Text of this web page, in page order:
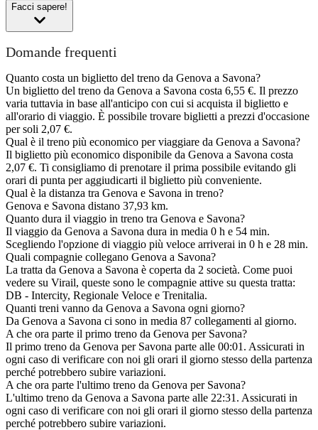
Facci sapere!
Domande frequenti
Quanto costa un biglietto del treno da Genova a Savona?
Un biglietto del treno da Genova a Savona costa 6,55 €. Il prezzo
varia tuttavia in base all'anticipo con cui si acquista il biglietto e
all'orario di viaggio. È possibile trovare biglietti a prezzi d'occasione
per soli 2,07 €.
Qual è il treno più economico per viaggiare da Genova a Savona?
Il biglietto più economico disponibile da Genova a Savona costa
2,07 €. Ti consigliamo di prenotare il prima possibile evitando gli
orari di punta per aggiudicarti il biglietto più conveniente.
Qual è la distanza tra Genova e Savona in treno?
Genova e Savona distano 37,93 km.
Quanto dura il viaggio in treno tra Genova e Savona?
Il viaggio da Genova a Savona dura in media 0 h e 54 min.
Scegliendo l'opzione di viaggio più veloce arriverai in 0 h e 28 min.
Quali compagnie collegano Genova a Savona?
La tratta da Genova a Savona è coperta da 2 società. Come puoi
vedere su Virail, queste sono le compagnie attive su questa tratta:
DB - Intercity, Regionale Veloce e Trenitalia.
Quanti treni vanno da Genova a Savona ogni giorno?
Da Genova a Savona ci sono in media 87 collegamenti al giorno.
A che ora parte il primo treno da Genova per Savona?
Il primo treno da Genova per Savona parte alle 00:01. Assicurati in
ogni caso di verificare con noi gli orari il giorno stesso della partenza
perché potrebbero subire variazioni.
A che ora parte l'ultimo treno da Genova per Savona?
L'ultimo treno da Genova a Savona parte alle 22:31. Assicurati in
ogni caso di verificare con noi gli orari il giorno stesso della partenza
perché potrebbero subire variazioni.